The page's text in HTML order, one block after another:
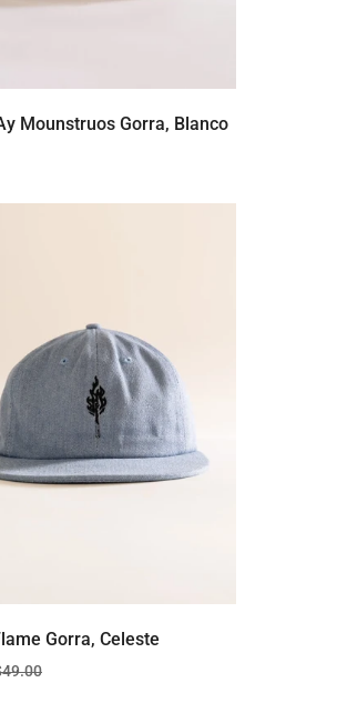
Mounstruos Gorra, Blanco
Gorra, Celeste